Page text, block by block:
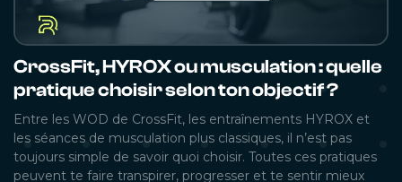
CrossFit, HYROX ou musculation : quelle
pratique choisir selon ton objectif ?
Entre les WOD de CrossFit, les entraînements HYROX et
les séances de musculation plus classiques, il n’est pas
toujours simple de savoir quoi choisir. Toutes ces pratiques
peuvent te faire transpirer, progresser et te sentir mieux